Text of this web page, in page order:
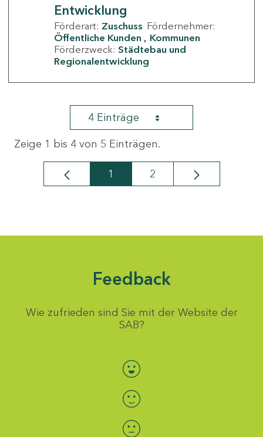
Entwicklung
Förderart: Zuschuss Fördernehmer:
Öffentliche Kunden
Kommunen
Förderzweck: Städtebau und
Regionalentwicklung
4 Einträge
Zeige 1 bis 4 von 5 Einträgen.
Seite
1 Seite
2
Feedback
Wie zufrieden sind Sie mit der Website der
SAB?
Bewertung auswählen